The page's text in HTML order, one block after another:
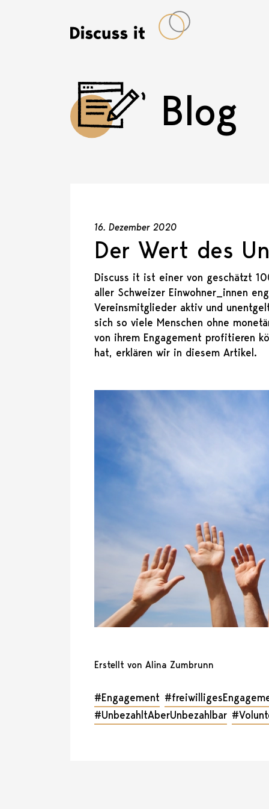
Blog
16. Dezember 2020
Der Wert des
Discuss it ist einer von geschätzt
aller Schweizer Einwohner_innen
Vereinsmitglieder aktiv und
sich so viele Menschen ohne
von ihrem Engagement profitieren
hat, erklären wir in diesem Artikel.
Erstellt von Alina Zumbrunn
#Engagement
#UnbezahltAberUnbezahlbar